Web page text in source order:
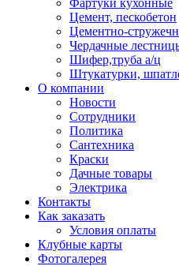
Фартуки кухонные
Цемент, пескобетон
Цементно-
Чердачные
Шифер,труба а/ц
Штукатурки,
О компании
Новости
Сотрудники
Политика
Сантехника
Краски
Дачные товары
Электрика
Контакты
Как заказать
Условия оплаты
Клубные карты
Фотогалерея